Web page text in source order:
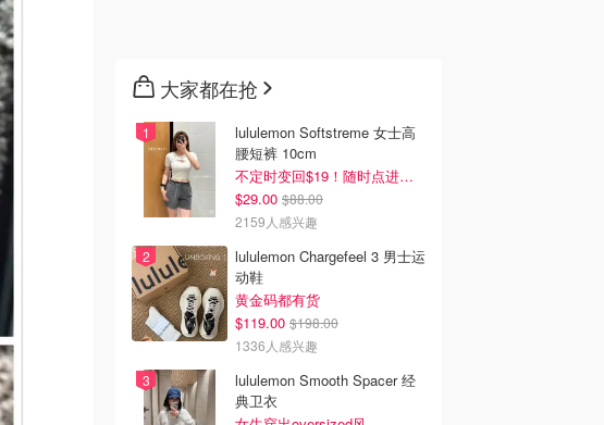
大家都在抢
lululemon Softstreme 女士高
腰短裤 10cm
不定时变回$19！随时点进来看
$29.00 $88.00
2159人感兴趣
lululemon Chargefeel 3 男士运
动鞋
黄金码都有货
$119.00 $198.00
1336人感兴趣
lululemon Smooth Spacer 经
典卫衣